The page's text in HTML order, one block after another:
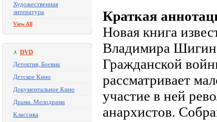
Художественная
литература
View All
DVD
Детектив, Боевик
Детское Кино
Документальное Кино
Драма. Мелодрама
Классика
Краткая
Новая книга
Владимира
Гражданской
рассматривает
участие в ней
анархистов.